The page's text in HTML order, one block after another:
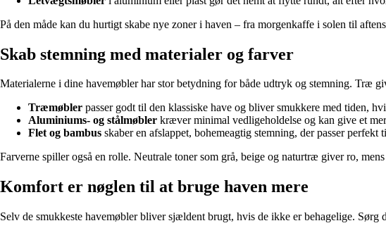
På den måde kan du hurtigt skabe nye zoner i haven – fra morgenkaffe i solen til
Skab stemning med materialer og farver
Materialerne i dine havemøbler har stor betydning for både udtryk og stemning. Træ
Træmøbler passer godt til den klassiske have og bliver smukkere med tiden,
Aluminiums- og stålmøbler kræver minimal vedligeholdelse og kan give et
Flet og bambus skaber en afslappet, bohemeagtig stemning, der passer perfekt
Farverne spiller også en rolle. Neutrale toner som grå, beige og naturtræ giver ro,
Komfort er nøglen til at bruge haven mere
Selv de smukkeste havemøbler bliver sjældent brugt, hvis de ikke er behagelige.